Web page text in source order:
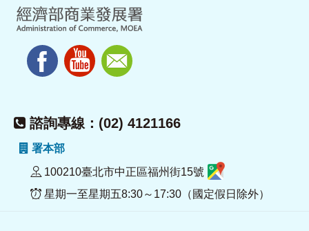
諮詢專線：(02) 4121166
署本部
100210臺北市中正區福州街15號
星期一至星期五8:30～17:30（國定假日除外）